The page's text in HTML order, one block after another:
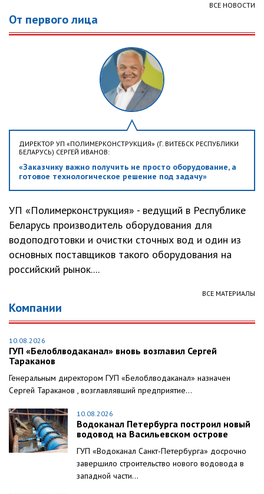
ВСЕ НОВОСТИ
От первого лица
ДИРЕКТОР УП «ПОЛИМЕРКОНСТРУКЦИЯ» (Г. ВИТЕБСК РЕСПУБЛИКИ
БЕЛАРУСЬ) СЕРГЕЙ ИВАНОВ:
«Заказчику важно получить не просто оборудование, а
готовое технологическое решение под задачу»
УП «Полимерконструкция» - ведущий в Республике
Беларусь производитель оборудования для
водоподготовки и очистки сточных вод и один из
основных поставщиков такого оборудования на
российский рынок....
ВСЕ МАТЕРИАЛЫ
Компании
10.08.2026
ГУП «Белоблводаканал» вновь возглавил Сергей
Тараканов
Генеральным директором ГУП «Белоблводаканал» назначен
Сергей Тараканов , возглавлявший предприятие...
10.08.2026
Водоканал Петербурга построил новый
водовод на Васильевском острове
ГУП «Водоканал Санкт-Петербурга» досрочно
завершило строительство нового водовода в
западной части...